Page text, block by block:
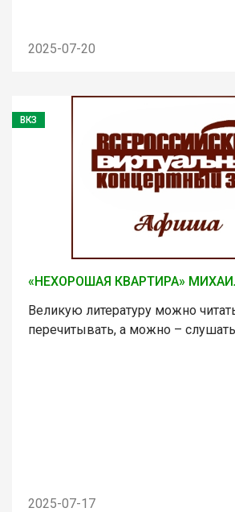
2025-07-20
ВКЗ
«НЕХОРОШАЯ КВАРТИРА»
Великую литературу можно
перечитывать, а можно –
2025-07-17